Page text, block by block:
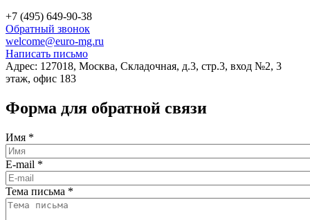
+7 (495) 649-90-38
Обратный звонок
welcome@euro-mg.ru
Написать письмо
Адрес: 127018, Москва, Складочная, д.3, стр.3, вход №2, 3
этаж, офис 183
Форма для обратной связи
Имя *
E-mail *
Тема письма *